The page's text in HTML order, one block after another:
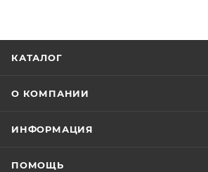
КАТАЛОГ
О КОМПАНИИ
ИНФОРМАЦИЯ
ПОМОЩЬ